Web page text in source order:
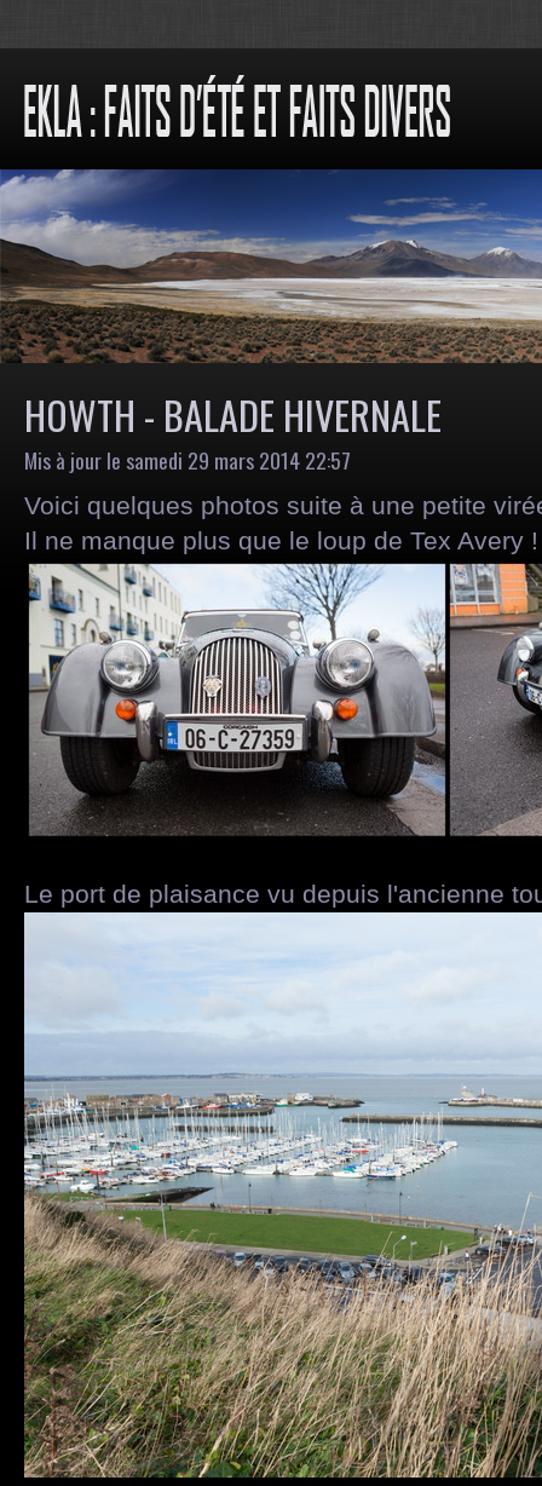
HOWTH - BALADE HIVERNALE
Mis à jour le samedi 29 mars 2014 22:57
Voici quelques photos suite à une petite
Il ne manque plus que le loup de Tex Avery !
Le port de plaisance vu depuis l'ancienne